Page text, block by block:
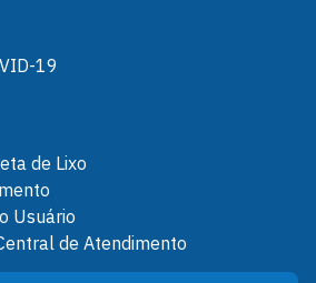
19
de Lixo
Usuário
de Atendimento